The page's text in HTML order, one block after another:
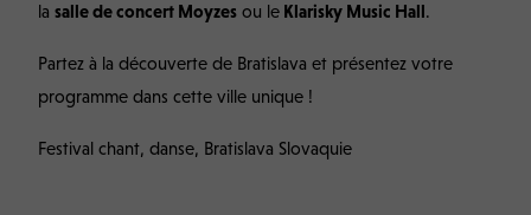
lasalle de concert Moyzes ou le Klarisky Music Hall.
Partez à la découverte de Bratislava et présentez votre
programme dans cette ville unique !
Festival chant, danse, Bratislava Slovaquie